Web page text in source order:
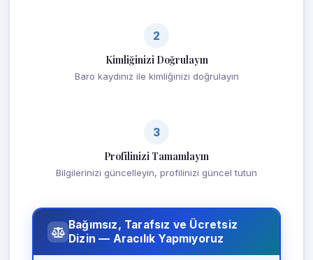
2
Kimliğinizi Doğrulayın
Baro kaydınız ile kimliğinizi doğrulayın
3
Profilinizi Tamamlayın
Bilgilerinizi güncelleyin, profilinizi güncel tutun
Bağımsız, Tarafsız ve Ücretsiz
Dizin — Aracılık Yapmıyoruz